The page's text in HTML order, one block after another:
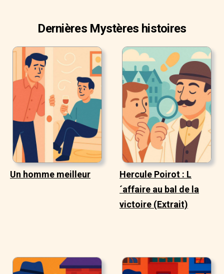
Dernières Mystères histoires
Un homme meilleur
Hercule Poirot : L
´affaire au bal de la
victoire (Extrait)